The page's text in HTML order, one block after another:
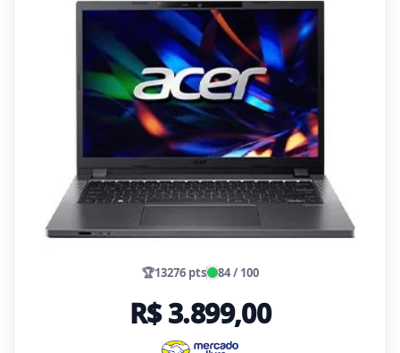
🏆13276 pts 84 / 100
R$ 3.899,00